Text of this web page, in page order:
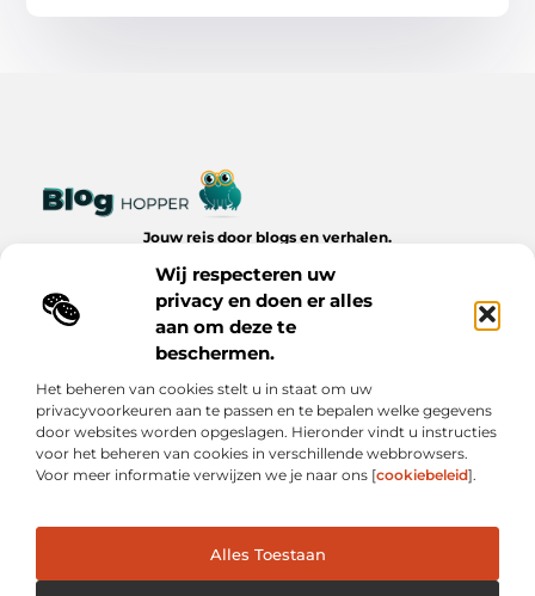
Wij respecteren uw
privacy en doen er alles
aan om deze te
beschermen.
Het beheren van cookies stelt u in staat om uw
privacyvoorkeuren aan te passen en te bepalen welke gegevens
door websites worden opgeslagen. Hieronder vindt u instructies
voor het beheren van cookies in verschillende webbrowsers.
Voor meer informatie verwijzen we je naar ons [cookiebeleid].
Alles Toestaan
Jouw reis door blogs en verhalen.
dagelijks leven op Bloghopper.nl.
Bericht categorie
Onze informatie
Cookiebeleid (EU)